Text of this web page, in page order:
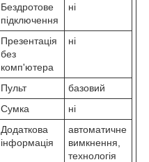
Бездротове
підключення
ні
Презентація
без
комп'ютера
ні
Пульт
базовий
Сумка
ні
Додаткова
інформація
автоматичне
вимкнення,
технологія